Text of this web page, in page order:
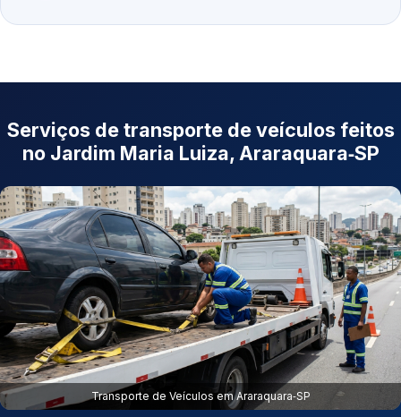
Serviços de transporte de veículos feitos
no Jardim Maria Luiza, Araraquara‑SP
Transporte de Veículos em Araraquara‑SP